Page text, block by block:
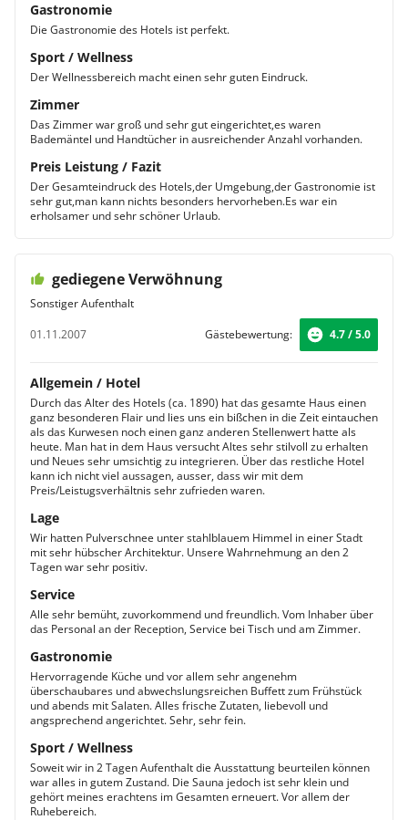
Gastronomie
Die Gastronomie des Hotels ist perfekt.
Sport / Wellness
Der Wellnessbereich macht einen sehr guten Eindruck.
Zimmer
Das Zimmer war groß und sehr gut eingerichtet,es waren
Bademäntel und Handtücher in ausreichender Anzahl vorhanden.
Preis Leistung / Fazit
Der Gesamteindruck des Hotels,der Umgebung,der Gastronomie ist
sehr gut,man kann nichts besonders hervorheben.Es war ein
erholsamer und sehr schöner Urlaub.
gediegene Verwöhnung
Sonstiger Aufenthalt
01.11.2007
Gästebewertung: 4.7 / 5.0
Allgemein / Hotel
Durch das Alter des Hotels (ca. 1890) hat das gesamte Haus einen
ganz besonderen Flair und lies uns ein bißchen in die Zeit eintauchen
als das Kurwesen noch einen ganz anderen Stellenwert hatte als
heute. Man hat in dem Haus versucht Altes sehr stilvoll zu erhalten
und Neues sehr umsichtig zu integrieren. Über das restliche Hotel
kann ich nicht viel aussagen, ausser, dass wir mit dem
Preis/Leistugsverhältnis sehr zufrieden waren.
Lage
Wir hatten Pulverschnee unter stahlblauem Himmel in einer Stadt
mit sehr hübscher Architektur. Unsere Wahrnehmung an den 2
Tagen war sehr positiv.
Service
Alle sehr bemüht, zuvorkommend und freundlich. Vom Inhaber über
das Personal an der Reception, Service bei Tisch und am Zimmer.
Gastronomie
Hervorragende Küche und vor allem sehr angenehm
überschaubares und abwechslungsreichen Buffett zum Frühstück
und abends mit Salaten. Alles frische Zutaten, liebevoll und
angsprechend angerichtet. Sehr, sehr fein.
Sport / Wellness
Soweit wir in 2 Tagen Aufenthalt die Ausstattung beurteilen können
war alles in gutem Zustand. Die Sauna jedoch ist sehr klein und
gehört meines erachtens im Gesamten erneuert. Vor allem der
Ruhebereich.